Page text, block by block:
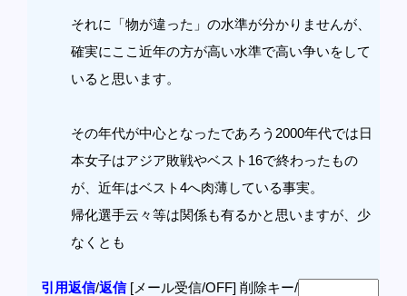
それに「物が違った」の水準が分かりませんが、
確実にここ近年の方が高い水準で高い争いをして
いると思います。
その年代が中心となったであろう2000年代では日
本女子はアジア敗戦やベスト16で終わったもの
が、近年はベスト4へ肉薄している事実。
帰化選手云々等は関係も有るかと思いますが、少
なくとも
引用返信/返信[メール受信/OFF] 削除キー/